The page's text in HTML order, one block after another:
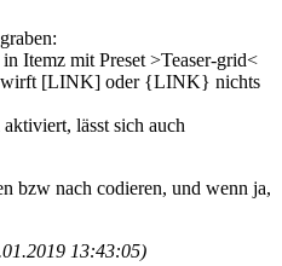
Itemz mit Preset >Teaser-grid<
wirft [LINK] oder {LINK} nichts
lässt sich auch
bzw nach codieren, und wenn ja,
13:43:05)